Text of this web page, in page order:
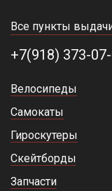
Все пункты
+7(918) 373-
Велосипеды
Самокаты
Гироскутеры
Скейтборды
Запчасти